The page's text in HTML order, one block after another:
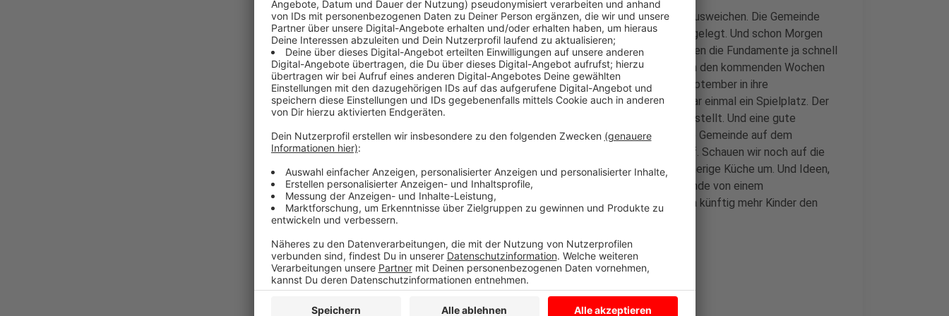
Grundschüler müssen wegen der Baustelle in Übergangsklassen ausweichen. Die Gemeinde
stellt Container auf, heute haben Arbeiter dafür die Fundamente gelegt. Und schon Morgen
liefern Lastwagen die Container. Dank des heißen Wetters trocknen die Fundamente ja schnell
aus. Hier stehen künftig die Container. Die Gemeinde stattet sie in den kommenden Wochen
als Klassenzimmer aus. Grundschüler ziehen voraussichtlich im September in ihre
Übergangsklassenzimmer ein. Wo die Container künftig stehen, war einmal ein Spielplatz. Der
ist ein Stück weitergewandert. Die Spielgeräte sind bereits umgestellt. Und eine gute
Nachricht für die Lambertusschüler: In den Herbstferien stellt die Gemeinde auf dem
Spielplatz auf dem Schulhof noch einen größeren Kletterturm auf. Schauen wir noch auf die
Mensa-Baustelle: Arbeiter komm hier gut voran, sie bauen die bisherige Küche um. Und Ideen,
wie sich die Grundschule vergrößern lässt, erhofft sich die Gemeinde von einem
Architektenwettbewerb. Der Ausbau der Grundschule ist nötig, da künftig mehr Kinder den
Offenen Ganztag besuchen und die Grundschule vierzügig wird.